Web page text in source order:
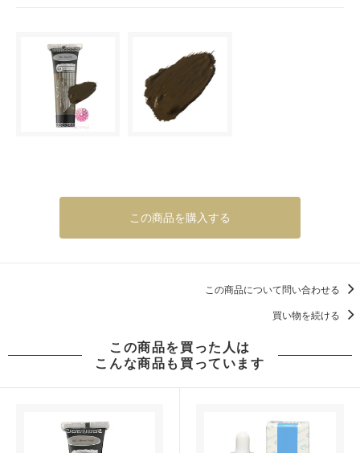
この商品を購入する
この商品について問い合わせる
買い物を続ける
この商品を買った人は
こんな商品も買っています